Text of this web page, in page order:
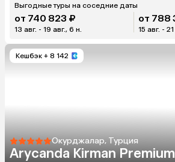
Выгодные туры на соседние даты
от 740 823 ₽
13 авг. - 19 авг., 6 н.
от 788
15 авг. -
Кешбэк + 8 142
Окурджалар, Турция
Arycanda Kirman Premium